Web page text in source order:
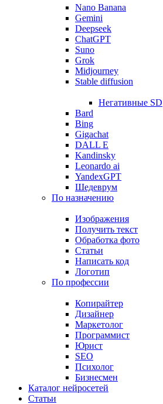
Nano Banana
Gemini
Deepseek
ChatGPT
Suno
Grok
Midjourney
Stable diffusion
Негативные SD
Bard
Bing
Gigachat
DALL E
Kandinsky
Leonardo ai
YandexGPT
Шедеврум
По назначению
Изображения
Получить текст
Обработка фото
Статьи
Написать код
Логотип
По профессии
Копирайтер
Дизайнер
Маркетолог
Программист
Юрист
SEO
Психолог
Бизнесмен
Каталог нейросетей
Статьи